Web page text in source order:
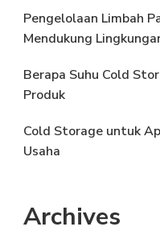
Pengelolaan Limbah
Mendukung
Berapa Suhu Cold
Produk
Cold Storage untuk
Usaha
Archives